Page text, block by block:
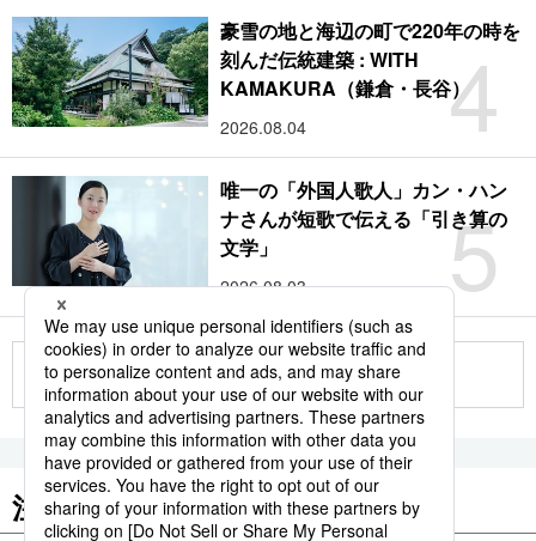
4
豪雪の地と海辺の町で220年の時を
刻んだ伝統建築 : WITH
KAMAKURA（鎌倉・長谷）
2026.08.04
5
唯一の「外国人歌人」カン・ハン
ナさんが短歌で伝える「引き算の
文学」
2026.08.03
もっと見る
注目のキーワード